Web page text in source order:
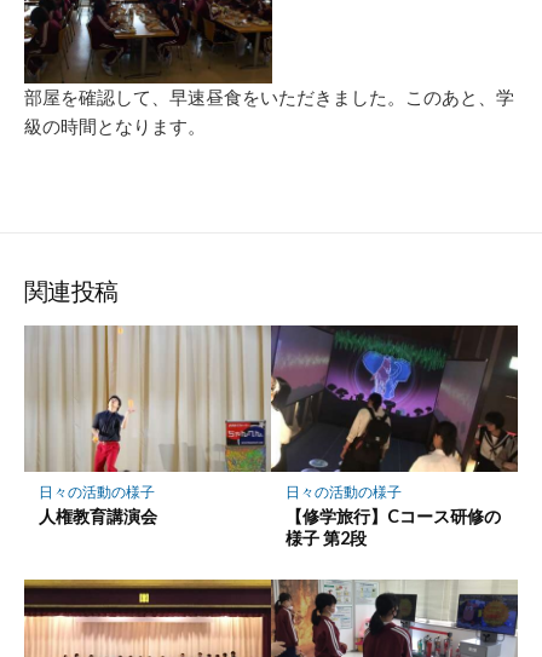
部屋を確認して、早速昼食をいただきました。このあと、学
級の時間となります。
関連投稿
日々の活動の様子
人権教育講演会
日々の活動の様子
【修学旅行】Cコース研修の
様子 第2段